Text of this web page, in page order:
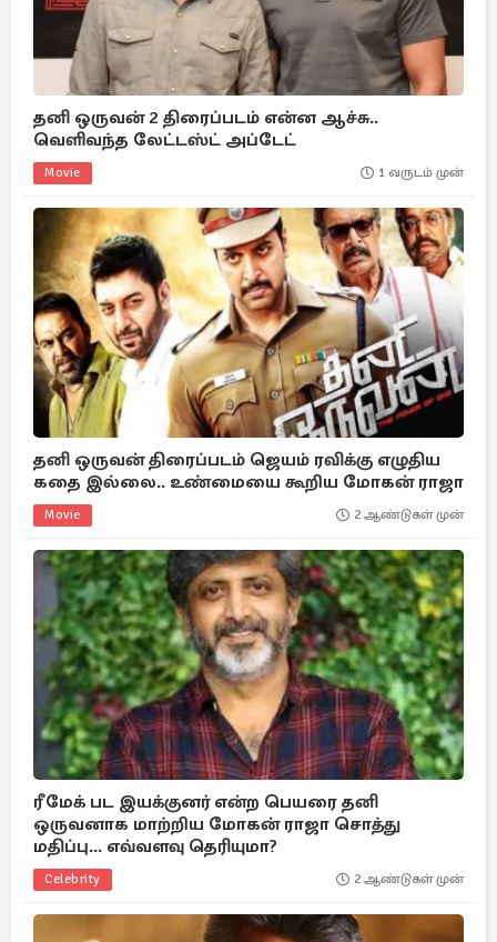
தனி ஒருவன் 2 திரைப்படம் என்ன ஆச்சு..
வெளிவந்த லேட்டஸ்ட் அப்டேட்
Movie 1 வருடம் முன்
தனி ஒருவன் திரைப்படம் ஜெயம் ரவிக்கு எழுதிய
கதை இல்லை.. உண்மையை கூறிய மோகன் ராஜா
Movie 2 ஆண்டுகள் முன்
ரீமேக் பட இயக்குனர் என்ற பெயரை தனி
ஒருவனாக மாற்றிய மோகன் ராஜா சொத்து
மதிப்பு... எவ்வளவு தெரியுமா?
Celebrity 2 ஆண்டுகள் முன்